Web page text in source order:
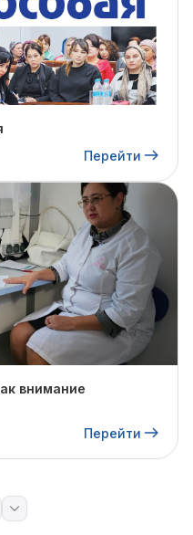
Перейти
внимание
Перейти